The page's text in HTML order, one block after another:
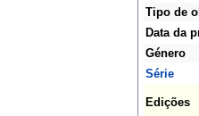
Tipo de
Data da
Género
Série
Edições